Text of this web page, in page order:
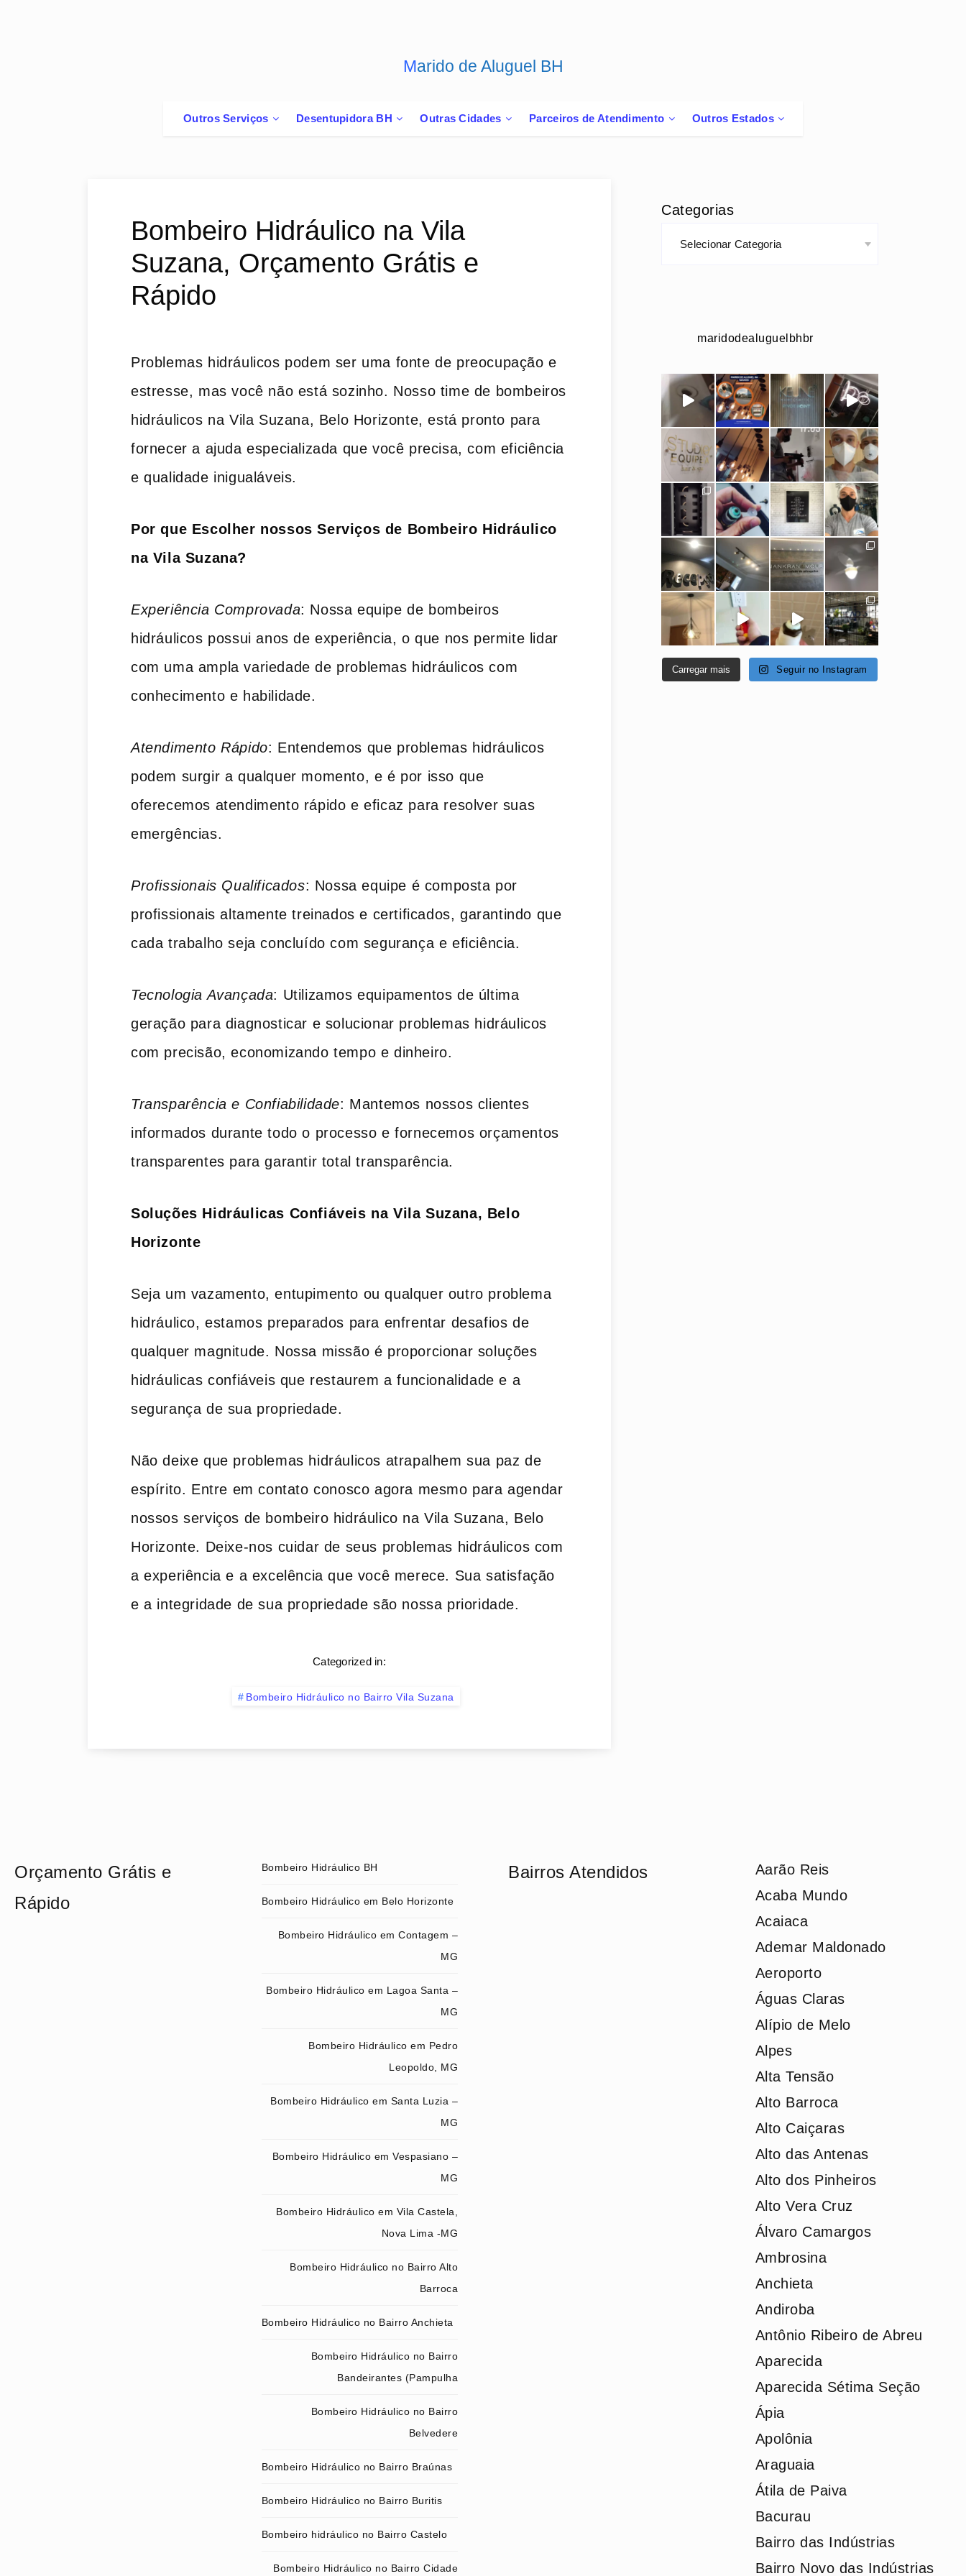
Marido de Aluguel BH
Outros Serviços Desentupidora BH Outras Cidades Parceiros de Atendimento Outros Estados
Bombeiro Hidráulico na Vila
Suzana, Orçamento Grátis e
Rápido
Problemas hidráulicos podem ser uma fonte de preocupação e
estresse, mas você não está sozinho. Nosso time de bombeiros
hidráulicos na Vila Suzana, Belo Horizonte, está pronto para
fornecer a ajuda especializada que você precisa, com eficiência
e qualidade inigualáveis.
Por que Escolher nossos Serviços de Bombeiro Hidráulico
na Vila Suzana?
Experiência Comprovada: Nossa equipe de bombeiros
hidráulicos possui anos de experiência, o que nos permite lidar
com uma ampla variedade de problemas hidráulicos com
conhecimento e habilidade.
Atendimento Rápido: Entendemos que problemas hidráulicos
podem surgir a qualquer momento, e é por isso que
oferecemos atendimento rápido e eficaz para resolver suas
emergências.
Profissionais Qualificados: Nossa equipe é composta por
profissionais altamente treinados e certificados, garantindo que
cada trabalho seja concluído com segurança e eficiência.
Tecnologia Avançada: Utilizamos equipamentos de última
geração para diagnosticar e solucionar problemas hidráulicos
com precisão, economizando tempo e dinheiro.
Transparência e Confiabilidade: Mantemos nossos clientes
informados durante todo o processo e fornecemos orçamentos
transparentes para garantir total transparência.
Soluções Hidráulicas Confiáveis na Vila Suzana, Belo
Horizonte
Seja um vazamento, entupimento ou qualquer outro problema
hidráulico, estamos preparados para enfrentar desafios de
qualquer magnitude. Nossa missão é proporcionar soluções
hidráulicas confiáveis que restaurem a funcionalidade e a
segurança de sua propriedade.
Não deixe que problemas hidráulicos atrapalhem sua paz de
espírito. Entre em contato conosco agora mesmo para agendar
nossos serviços de bombeiro hidráulico na Vila Suzana, Belo
Horizonte. Deixe-nos cuidar de seus problemas hidráulicos com
a experiência e a excelência que você merece. Sua satisfação
e a integridade de sua propriedade são nossa prioridade.
Categorized in:
Bombeiro Hidráulico no Bairro Vila Suzana
Categorias
maridodealuguelbhbr
Carregar mais Seguir no Instagram
Orçamento Grátis e
Rápido
Bombeiro Hidráulico BH
Bombeiro Hidráulico em Belo Horizonte
Bombeiro Hidráulico em Contagem –
MG
Bombeiro Hidráulico em Lagoa Santa –
MG
Bombeiro Hidráulico em Pedro
Leopoldo, MG
Bombeiro Hidráulico em Santa Luzia –
MG
Bombeiro Hidráulico em Vespasiano –
MG
Bombeiro Hidráulico em Vila Castela,
Nova Lima -MG
Bombeiro Hidráulico no Bairro Alto
Barroca
Bombeiro Hidráulico no Bairro Anchieta
Bombeiro Hidráulico no Bairro
Bandeirantes (Pampulha
Bombeiro Hidráulico no Bairro
Belvedere
Bombeiro Hidráulico no Bairro Braúnas
Bombeiro Hidráulico no Bairro Buritis
Bombeiro hidráulico no Bairro Castelo
Bombeiro Hidráulico no Bairro Cidade
Bairros Atendidos
Aarão Reis
Acaba Mundo
Acaiaca
Ademar Maldonado
Aeroporto
Águas Claras
Alípio de Melo
Alpes
Alta Tensão
Alto Barroca
Alto Caiçaras
Alto das Antenas
Alto dos Pinheiros
Alto Vera Cruz
Álvaro Camargos
Ambrosina
Anchieta
Andiroba
Antônio Ribeiro de Abreu
Aparecida
Aparecida Sétima Seção
Ápia
Apolônia
Araguaia
Átila de Paiva
Bacurau
Bairro das Indústrias
Bairro Novo das Indústrias